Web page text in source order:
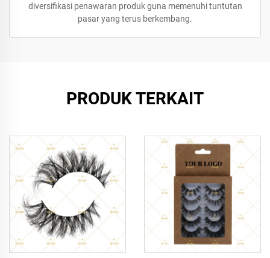
diversifikasi penawaran produk guna memenuhi tuntutan
pasar yang terus berkembang.
PRODUK TERKAIT